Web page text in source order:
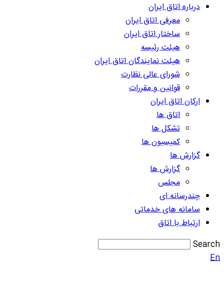
درباره اتاق ایران
معرفی اتاق ایران
ساختار اتاق ایران
هیئت رئیسه
هیئت نمایندگان اتاق ایران
شورای عالی نظارت
قوانین و مقررات
ارکان اتاق ایران
اتاق ها
تشکل ها
کمیسیون ها
گزارش ها
گزارش ها
مجلس
چندرسانه ای
سامانه های خدماتی
ارتباط با اتاق
Search
En